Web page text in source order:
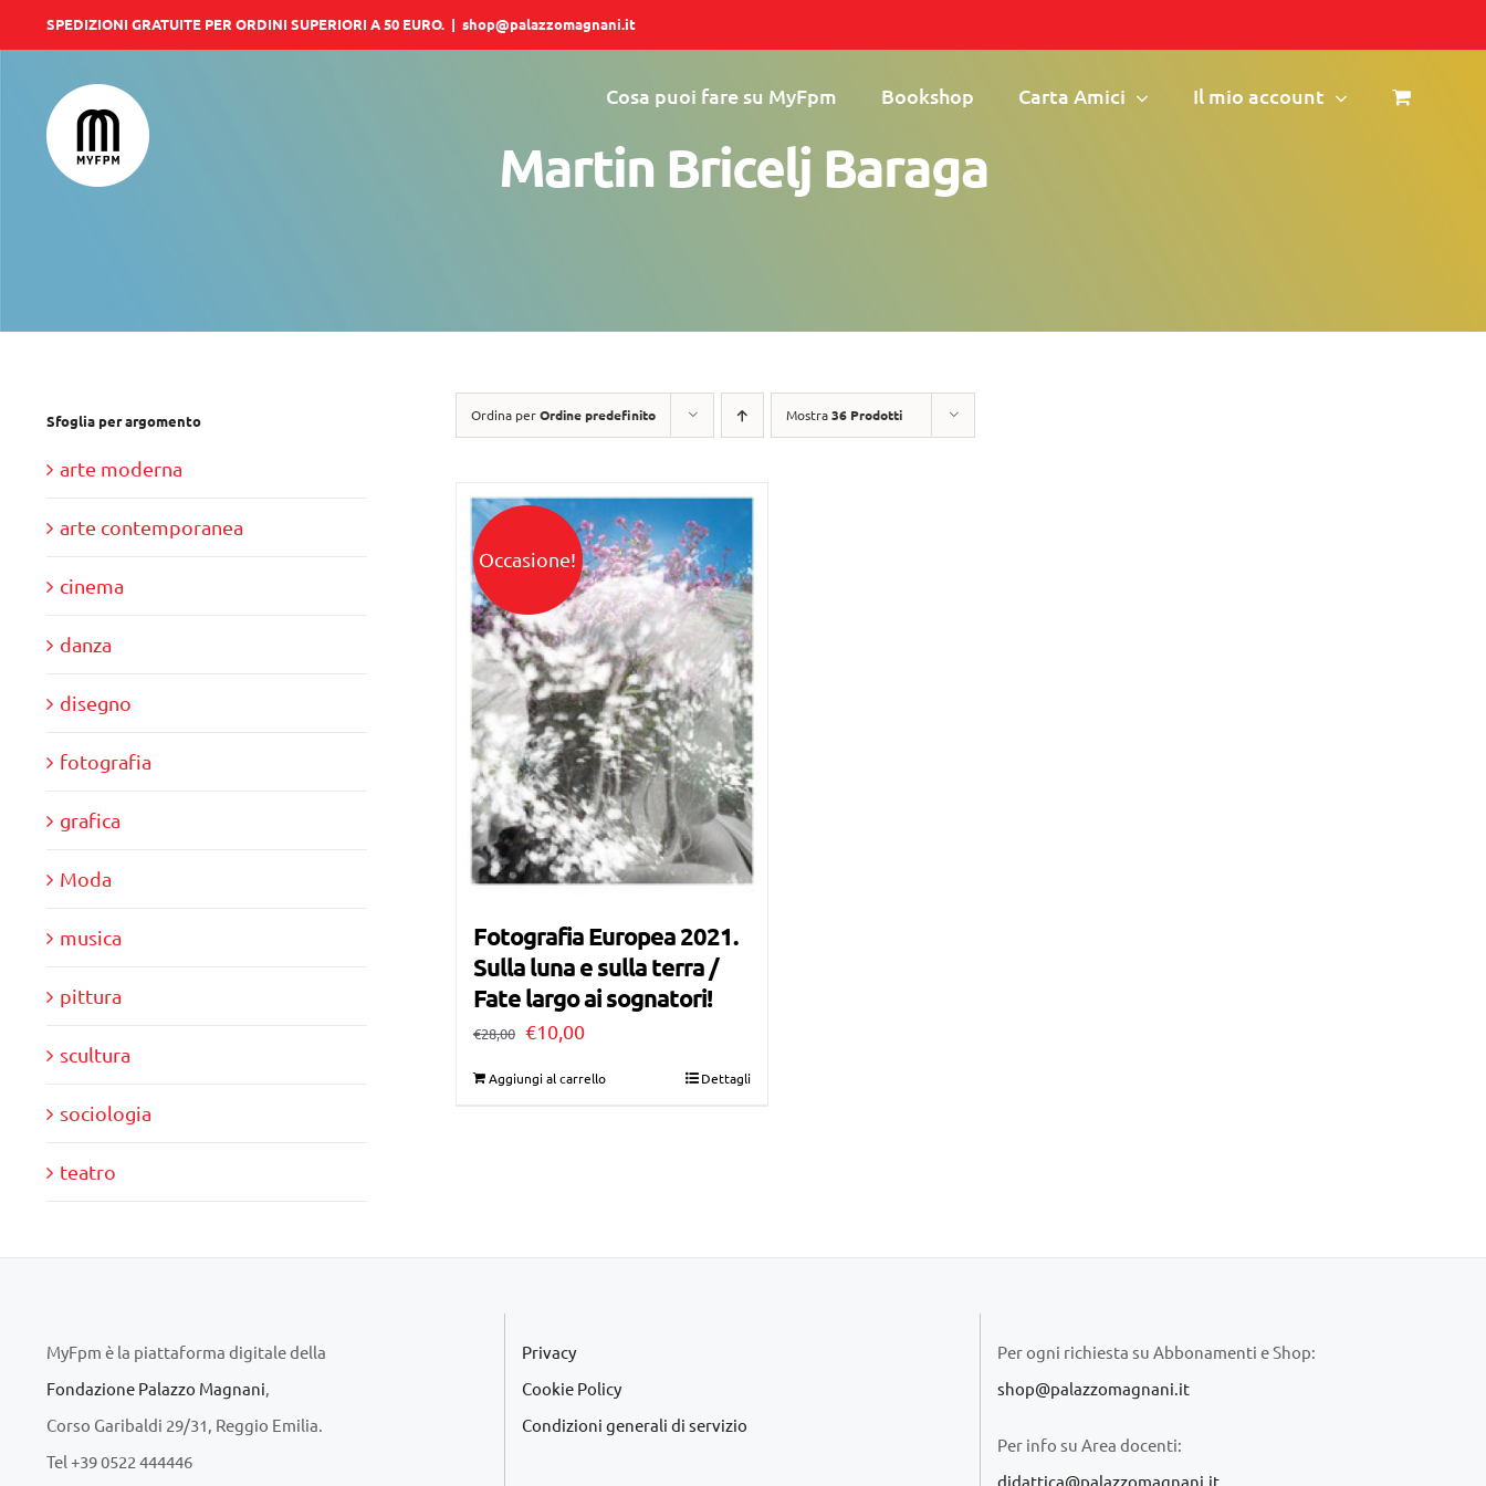
al
contenuto
SPEDIZIONI GRATUITE PER ORDINI SUPERIORI A 50 EURO. | shop@palazzomagnani.it
Cosa puoi fare su MyFpm Bookshop Carta Amici Il mio account
Martin Bricelj Baraga
Ordina perOrdine predefinito Mostra36 Prodotti
Occasione!
Fotografia Europea 2021.
Sulla luna e sulla terra /
Fate largo ai sognatori!
€28,00 Il
€10,00Il
Aggiungi al carrello Dettagli
Sfoglia per argomento
arte moderna
arte contemporanea
cinema
danza
disegno
fotografia
grafica
Moda
musica
pittura
scultura
sociologia
teatro
MyFpm è la piattaforma digitale della
Fondazione Palazzo Magnani
Corso Garibaldi 29/31, Reggio Emilia.
Tel +39 0522 444446
Privacy
Cookie Policy
Condizioni generali di servizio
Per ogni richiesta su Abbonamenti e Shop:
shop@palazzomagnani.it
Per info su Area docenti:
didattica@palazzomagnani.it